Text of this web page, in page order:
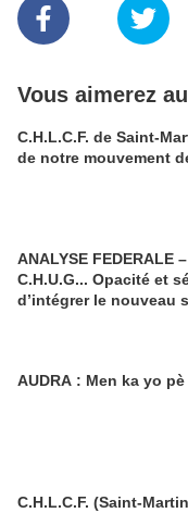
Vous aimerez
C.H.L.C.F. de Saint-
de notre mouvement
ANALYSE FEDERALE
C.H.U.G... Opacité et
d’intégrer le nouveau
AUDRA : Men ka yo
C.H.L.C.F. (Saint-